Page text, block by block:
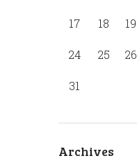
17 18 19
24 25 26
31
Archives